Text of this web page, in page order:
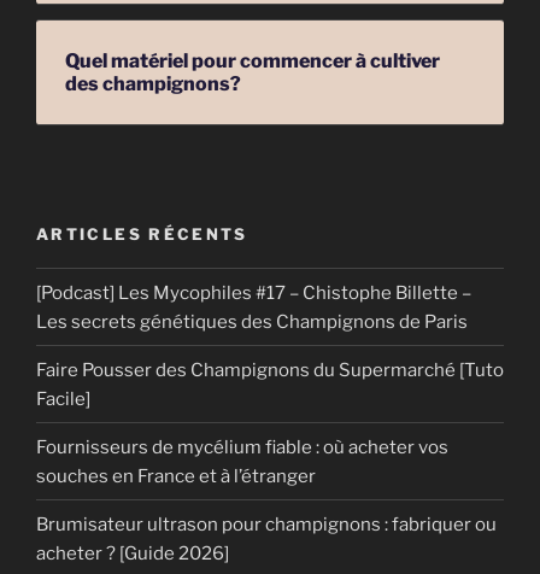
Quel matériel pour commencer à cultiver
des champignons?
ARTICLES RÉCENTS
[Podcast] Les Mycophiles #17 – Chistophe Billette –
Les secrets génétiques des Champignons de Paris
Faire Pousser des Champignons du Supermarché [Tuto
Facile]
Fournisseurs de mycélium fiable : où acheter vos
souches en France et à l’étranger
Brumisateur ultrason pour champignons : fabriquer ou
acheter ? [Guide 2026]